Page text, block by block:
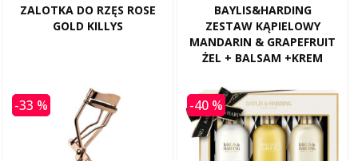
ZALOTKA DO RZĘS ROSE
GOLD KILLYS
-33 %
BAYLIS&HARDING
ZESTAW KĄPIELOWY
MANDARIN & GRAPEFRUIT
ŻEL + BALSAM +KREM
-40 %